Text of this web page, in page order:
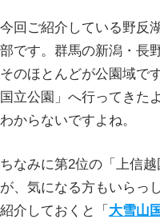
今回ご紹介している野反
部です。群馬の新潟・長
そのほとんどが公園域で
国立公園」へ行ってきた
わからないですよね。
ちなみに第2位の「上信
が、気になる方もいらっ
紹介しておくと「 大雪山